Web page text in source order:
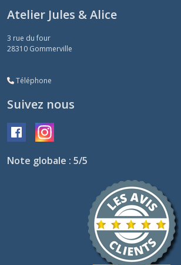
Atelier Jules & Alice
3 rue du four
28310 Gommerville
Téléphone
Suivez nous
Note globale : 5/5